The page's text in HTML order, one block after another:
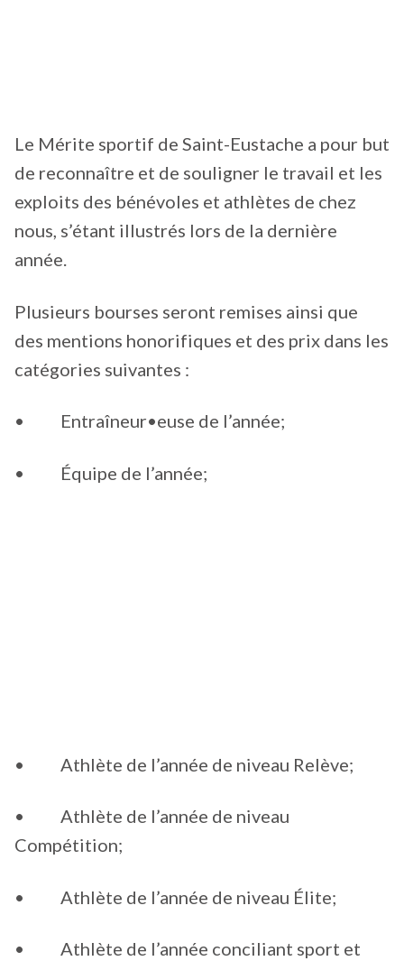
Le Mérite sportif de Saint-Eustache a pour but
de reconnaître et de souligner le travail et les
exploits des bénévoles et athlètes de chez
nous, s’étant illustrés lors de la dernière
année.
Plusieurs bourses seront remises ainsi que
des mentions honorifiques et des prix dans les
catégories suivantes :
• Entraîneur•euse de l’année;
• Équipe de l’année;
• Athlète de l’année de niveau Relève;
• Athlète de l’année de niveau
Compétition;
• Athlète de l’année de niveau Élite;
• Athlète de l’année conciliant sport et